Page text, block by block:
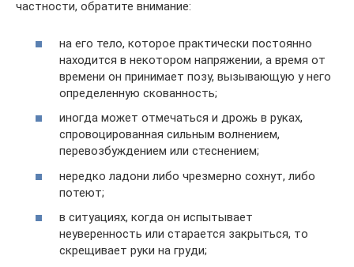
частности, обратите внимание:
на его тело, которое практически постоянно
находится в некотором напряжении, а время от
времени он принимает позу, вызывающую у него
определенную скованность;
иногда может отмечаться и дрожь в руках,
спровоцированная сильным волнением,
перевозбуждением или стеснением;
нередко ладони либо чрезмерно сохнут, либо
потеют;
в ситуациях, когда он испытывает
неуверенность или старается закрыться, то
скрещивает руки на груди;